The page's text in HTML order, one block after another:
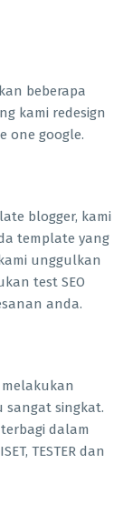
beberapa
kami redesign
one google.
blogger, kami
template yang
unggulkan
test SEO
anda.
sangat singkat.
dalam
TESTER dan